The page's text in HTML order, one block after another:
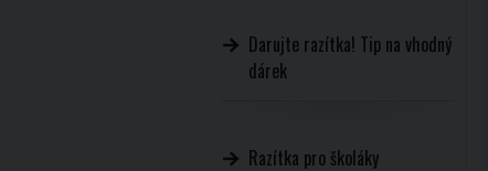
Darujte razítka! Tip na vhodný
dárek
Razítka pro školáky